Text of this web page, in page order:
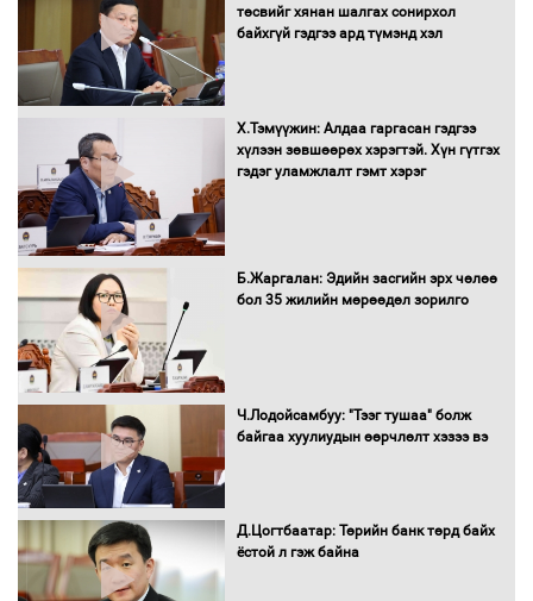
гадаад томилолтыг хориглолоо
сондгойгоор шатахуун олгоно
төсвийг хянан шалгах сонирхол
байхгүй гэдгээ ард түмэнд хэл
Х.Тэмүүжин: Алдаа гаргасан гэдгээ
хүлээн зөвшөөрөх хэрэгтэй. Хүн гүтгэх
гэдэг уламжлалт гэмт хэрэг
Б.Жаргалан: Эдийн засгийн эрх чөлөө
бол 35 жилийн мөрөөдөл зорилго
Ч.Лодойсамбуу: "Тээг тушаа" болж
байгаа хуулиудын өөрчлөлт хэзээ вэ
Д.Цогтбаатар: Төрийн банк төрд байх
ёстой л гэж байна